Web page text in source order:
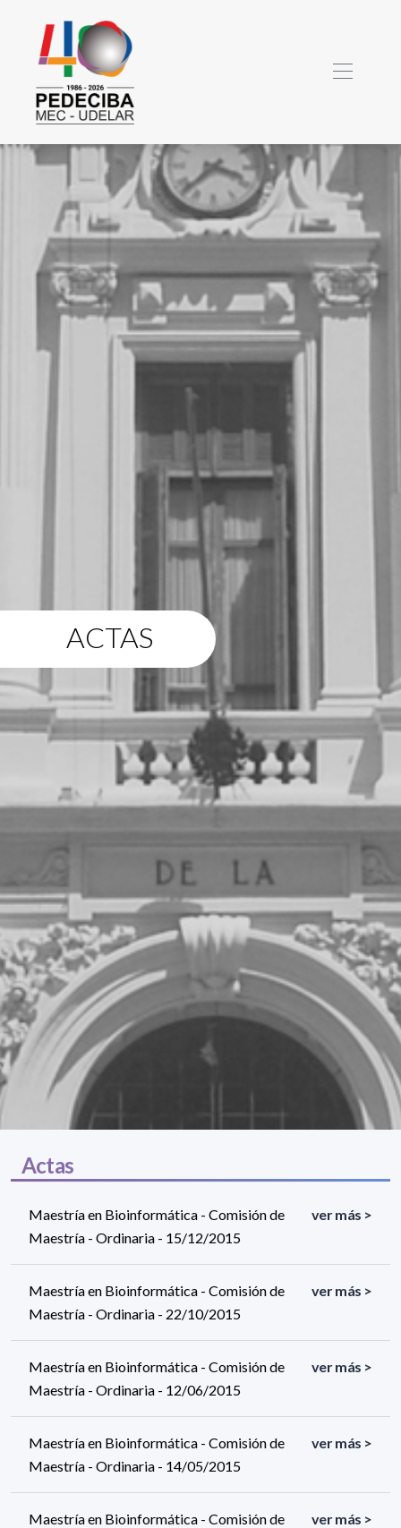
ACTAS
Actas
Maestría en Bioinformática - Comisión de
Maestría - Ordinaria - 15/12/2015
ver más >
Maestría en Bioinformática - Comisión de
Maestría - Ordinaria - 22/10/2015
ver más >
Maestría en Bioinformática - Comisión de
Maestría - Ordinaria - 12/06/2015
ver más >
Maestría en Bioinformática - Comisión de
Maestría - Ordinaria - 14/05/2015
ver más >
Maestría en Bioinformática - Comisión de
ver más >